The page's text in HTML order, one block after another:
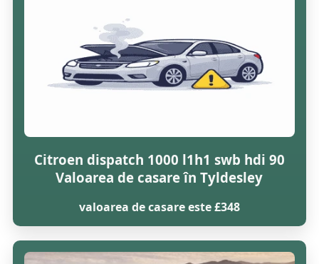
Citroen dispatch 1000 l1h1 swb hdi 90
Valoarea de casare în Tyldesley
valoarea de casare este £348